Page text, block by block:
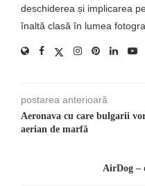
deschiderea și implicarea
înaltă clasă în lumea
postarea anterioară
Aeronava cu care bulgarii
aerian de marfă
AirDog –